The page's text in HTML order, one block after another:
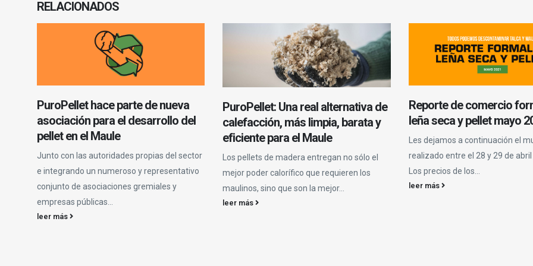
RELACIONADOS
PuroPellet hace parte de nueva
asociación para el desarrollo del
pellet en el Maule
Junto con las autoridades propias del sector
e integrando un numeroso y representativo
conjunto de asociaciones gremiales y
empresas públicas...
leer más
PuroPellet: Una real alternativa de
calefacción, más limpia, barata y
eficiente para el Maule
Los pellets de madera entregan no sólo el
mejor poder calorífico que requieren los
maulinos, sino que son la mejor...
leer más
Reporte de comercio
leña seca y pellet mayo
Les dejamos a continuación el
realizado entre el 28 y 29 de abril
Los precios de los...
leer más